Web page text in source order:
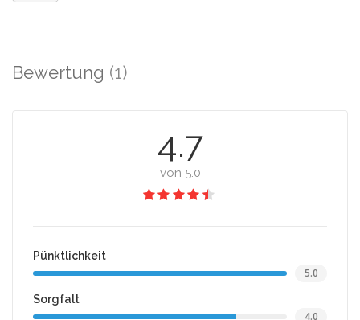
Bewertung (1)
4.7
von 5.0
Pünktlichkeit
5.0
Sorgfalt
4.0